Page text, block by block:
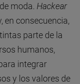
moda. Hackear
en consecuencia,
parte de la
humanos,
integrar
y los valores de